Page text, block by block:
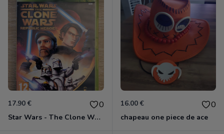
17.90 € 0
Star Wars - The Clone Wars - Les Héros De La République Xbox 360
16.00 € 0
chapeau one piece de ace